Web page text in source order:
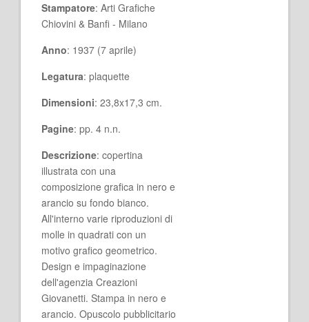
Stampatore: Arti Grafiche
Chiovini & Banfi - Milano
Anno: 1937 (7 aprile)
Legatura: plaquette
Dimensioni: 23,8x17,3 cm.
Pagine: pp. 4 n.n.
Descrizione: copertina
illustrata con una
composizione grafica in nero e
arancio su fondo bianco.
All'interno varie riproduzioni di
molle in quadrati con un
motivo grafico geometrico.
Design e impaginazione
dell'agenzia Creazioni
Giovanetti. Stampa in nero e
arancio. Opuscolo pubblicitario